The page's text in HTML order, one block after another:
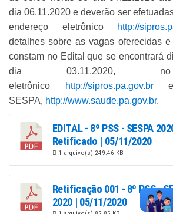
dia 06.11.2020 e deverão ser
endereço eletrônico http://
detalhes sobre as vagas oferecidas
constam no Edital que se encontrará
dia 03.11.2020, no
eletrônico
http://sipros.pa.gov.bre
SESPA, http://www.saude.pa.gov.br.
EDITAL - 8º PSS - SESPA
Retificado | 05/11/2020
1 arquivo(s) 249.46 KB
Retificação 001 - 8º PSS -
2020 | 05/11/2020